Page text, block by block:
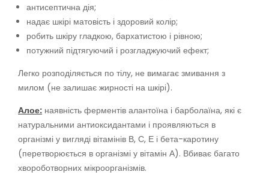
антисептична дія;
надає шкірі матовість і здоровий колір;
робить шкіру гладкою, бархатистою і рівною;
потужний підтягуючий і розгладжуючий ефект;
Легко розподіляється по тілу, не вимагає змивання з
милом (не залишає жирності на шкірі).
Алое: наявність ферментів алантоїна і барболаїна, які є
натуральними антиоксидантами і проявляються в
організмі у вигляді вітамінів В, С, Е і бета-каротину
(перетворюється в організмі у вітамін А). Вбиває багато
хвороботворних мікроорганізмів.